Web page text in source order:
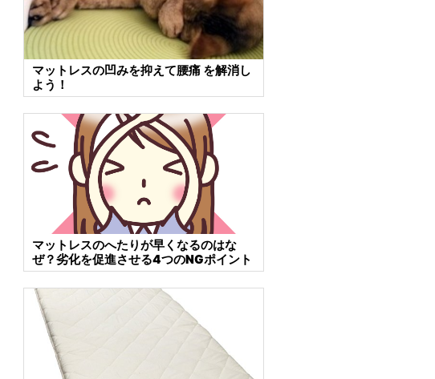
マットレスの凹みを抑えて腰痛 を解消し
よう！
マットレスのへたりが早くなるのはな
ぜ？劣化を促進させる4つのNGポイント